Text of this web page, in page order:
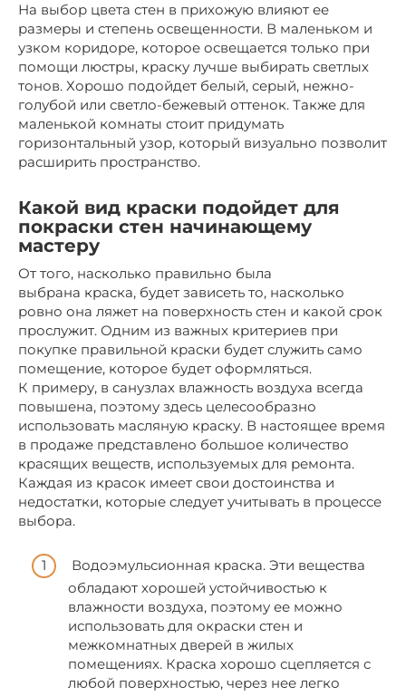
На выбор цвета стен в прихожую влияют ее
размеры и степень освещенности. В маленьком и
узком коридоре, которое освещается только при
помощи люстры, краску лучше выбирать светлых
тонов. Хорошо подойдет белый, серый, нежно-
голубой или светло-бежевый оттенок. Также для
маленькой комнаты стоит придумать
горизонтальный узор, который визуально позволит
расширить пространство.
Какой вид краски подойдет для
покраски стен начинающему
мастеру
От того, насколько правильно была
выбрана краска, будет зависеть то, насколько
ровно она ляжет на поверхность стен и какой срок
прослужит. Одним из важных критериев при
покупке правильной краски будет служить само
помещение, которое будет оформляться.
К примеру, в санузлах влажность воздуха всегда
повышена, поэтому здесь целесообразно
использовать масляную краску. В настоящее время
в продаже представлено большое количество
красящих веществ, используемых для ремонта.
Каждая из красок имеет свои достоинства и
недостатки, которые следует учитывать в процессе
выбора.
Водоэмульсионная краска. Эти вещества
обладают хорошей устойчивостью к
влажности воздуха, поэтому ее можно
использовать для окраски стен и
межкомнатных дверей в жилых
помещениях. Краска хорошо сцепляется с
любой поверхностью, через нее легко